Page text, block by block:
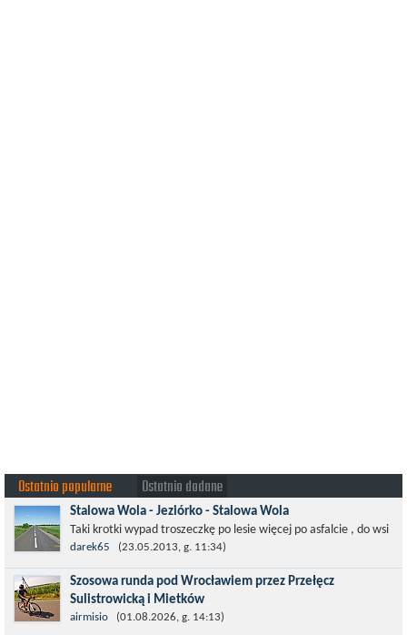
Ostatnio popularne Ostatnio dodane
Stalowa Wola - Jeziórko - Stalowa Wola
Taki krotki wypad troszeczkę po lesie więcej po asfalcie , do wsi
której już nie ma , kopalni siarki również nie ma , a ci co
pamiętają okres...
darek65 (23.05.2013, g. 11:34)
Szosowa runda pod Wrocławiem przez Przełęcz
Sulistrowicką i Mietków
Łatwa, szosowa runda pod Wrocławiem, raczej płaska z jednym
airmisio (01.08.2026, g. 14:13)